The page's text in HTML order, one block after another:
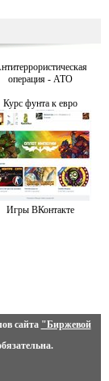
операция - АТО
Курс фунта к евро
Игры ВКонтакте
сайта "Биржевой